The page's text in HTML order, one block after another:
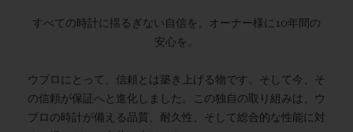
すべての時計に揺るぎない自信を。オーナー様に10年間の
安心を。
ウブロにとって、信頼とは築き上げる物です。そして今、そ
の信頼が保証へと進化しました。この独自の取り組みは、ウ
ブロの時計が備える品質、耐久性、そして総合的な性能に対